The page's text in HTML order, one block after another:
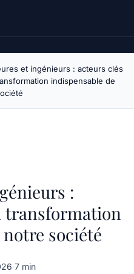
et ingénieurs : acteurs clés
indispensable de
:
transformation
société
·7 min